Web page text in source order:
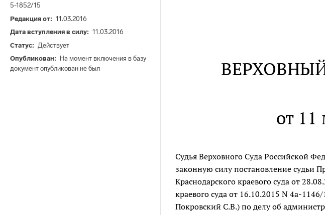
5-1852/15
Редакция от
11.03.2016
Дата вступления в силу
11.03.2016
Статус
Действует
Опубликован
На момент включения в базу
документ опубликован не был
от
Судья Верховного Суда Российской
законную силу постановление судьи
Краснодарского краевого суда от
краевого суда от 16.10.2015 N 4а-
Покровский С.В.) по делу об